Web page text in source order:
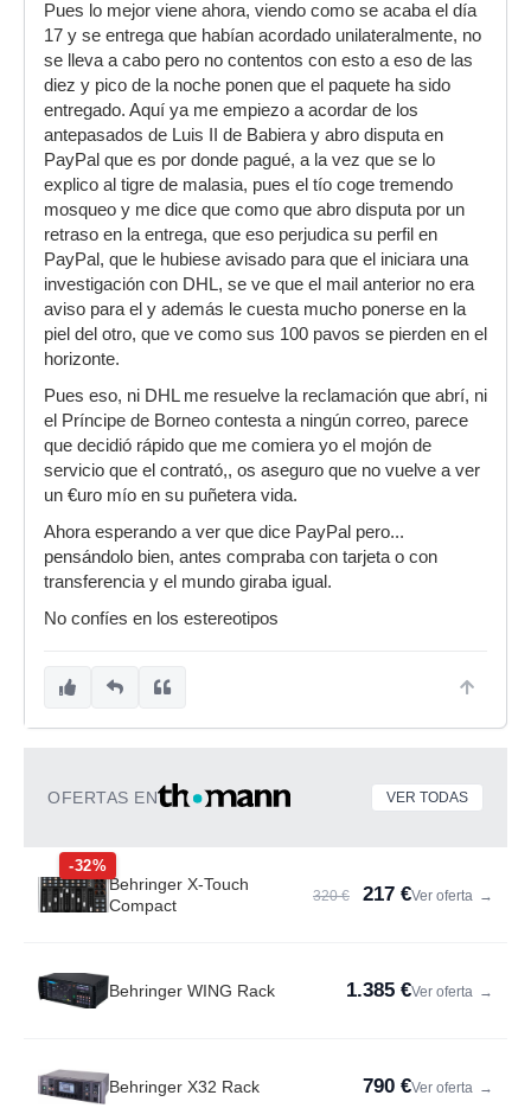
Pues lo mejor viene ahora, viendo como se acaba el día
17 y se entrega que habían acordado unilateralmente, no
se lleva a cabo pero no contentos con esto a eso de las
diez y pico de la noche ponen que el paquete ha sido
entregado. Aquí ya me empiezo a acordar de los
antepasados de Luis II de Babiera y abro disputa en
PayPal que es por donde pagué, a la vez que se lo
explico al tigre de malasia, pues el tío coge tremendo
mosqueo y me dice que como que abro disputa por un
retraso en la entrega, que eso perjudica su perfil en
PayPal, que le hubiese avisado para que el iniciara una
investigación con DHL, se ve que el mail anterior no era
aviso para el y además le cuesta mucho ponerse en la
piel del otro, que ve como sus 100 pavos se pierden en el
horizonte.
Pues eso, ni DHL me resuelve la reclamación que abrí, ni
el Príncipe de Borneo contesta a ningún correo, parece
que decidió rápido que me comiera yo el mojón de
servicio que el contrató,, os aseguro que no vuelve a ver
un €uro mío en su puñetera vida.
Ahora esperando a ver que dice PayPal pero...
pensándolo bien, antes compraba con tarjeta o con
transferencia y el mundo giraba igual.
No confíes en los estereotipos
OFERTAS EN VER TODAS
-32%
Behringer X-Touch
Compact
320 € 217 €Ver oferta →
Behringer WING Rack 1.385 €Ver oferta →
Behringer X32 Rack 790 €Ver oferta →